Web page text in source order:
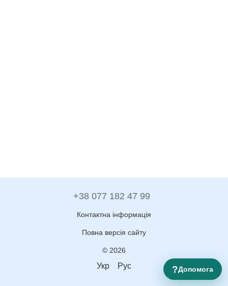
+38 077 182 47 99
Контактна інформація
Повна версія сайту
© 2026
Укр Рус ?Допомога